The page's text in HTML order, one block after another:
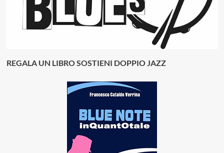
REGALA UN LIBRO SOSTIENI DOPPIO JAZZ